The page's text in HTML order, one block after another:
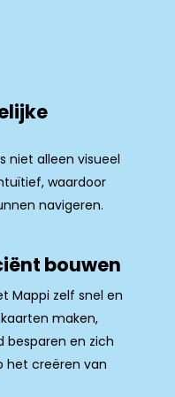
niet alleen visueel
waardoor
navigeren.
bouwen
Mappi zelf snel en
maken,
besparen en zich
het creëren van